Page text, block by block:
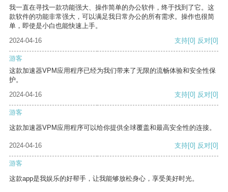
我一直在寻找一款功能强大、操作简单的办公软件，终于找到了它。这
款软件的功能非常强大，可以满足我日常办公的所有需求。操作也很简
单，即使是小白也能快速上手。
2024-04-16
支持[0] 反对[0]
游客
这款加速器VPM应用程序已经为我们带来了无限的流畅体验和安全性保
护。
2024-04-16
支持[0] 反对[0]
游客
这款加速器VPM应用程序可以给你提供全球覆盖和最高安全性的连接。
2024-04-16 支持[0] 反对[0]
游客
这款app是我娱乐的好帮手，让我能够放松身心，享受美好时光。